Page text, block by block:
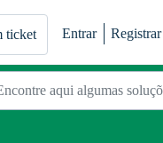
ticket Entrar Registrar